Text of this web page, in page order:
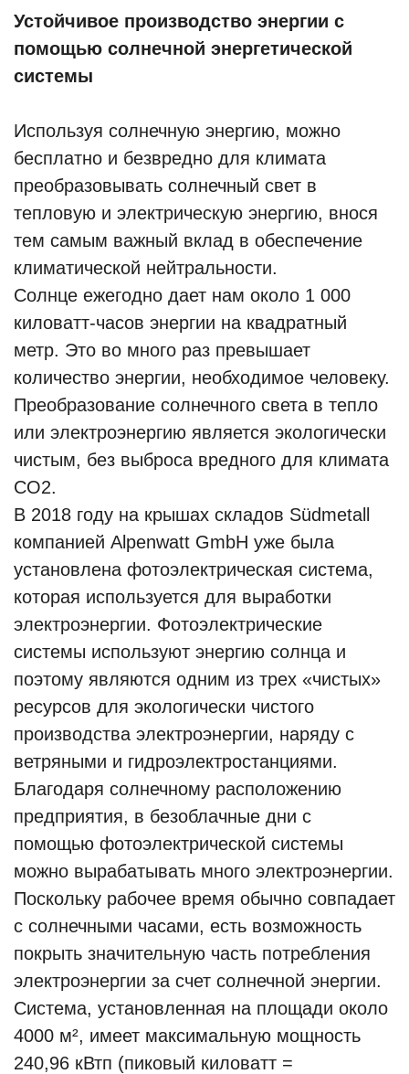
Устойчивое производство энергии с
помощью солнечной энергетической
системы
Используя солнечную энергию, можно
бесплатно и безвредно для климата
преобразовывать солнечный свет в
тепловую и электрическую энергию, внося
тем самым важный вклад в обеспечение
климатической нейтральности.
Солнце ежегодно дает нам около 1 000
киловатт-часов энергии на квадратный
метр. Это во много раз превышает
количество энергии, необходимое человеку.
Преобразование солнечного света в тепло
или электроэнергию является экологически
чистым, без выброса вредного для климата
CO2.
В 2018 году на крышах складов Südmetall
компанией Alpenwatt GmbH уже была
установлена фотоэлектрическая система,
которая используется для выработки
электроэнергии. Фотоэлектрические
системы используют энергию солнца и
поэтому являются одним из трех «чистых»
ресурсов для экологически чистого
производства электроэнергии, наряду с
ветряными и гидроэлектростанциями.
Благодаря солнечному расположению
предприятия, в безоблачные дни с
помощью фотоэлектрической системы
можно вырабатывать много электроэнергии.
Поскольку рабочее время обычно совпадает
с солнечными часами, есть возможность
покрыть значительную часть потребления
электроэнергии за счет солнечной энергии.
Система, установленная на площади около
4000 м², имеет максимальную мощность
240,96 кВтп (пиковый киловатт =